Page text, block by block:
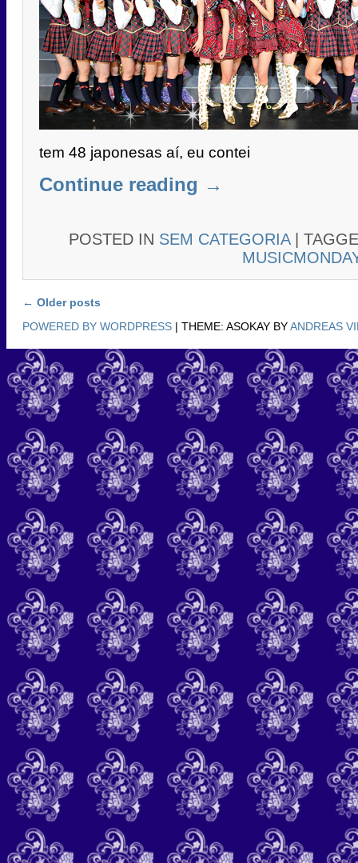
tem 48 japonesas aí, eu contei
Continue reading →
POSTED IN SEM CATEGORIA |
Post navigation
← Older posts
POWERED BY WORDPRESS | THEME: ASOKAY BYANDREAS